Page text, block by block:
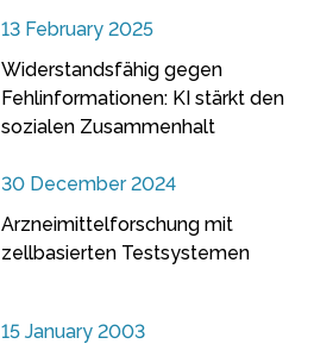
13 February 2025
Widerstandsfähig gegen
Fehlinformationen: KI stärkt den
sozialen Zusammenhalt
30 December 2024
Arzneimittelforschung mit
zellbasierten Testsystemen
15 January 2003